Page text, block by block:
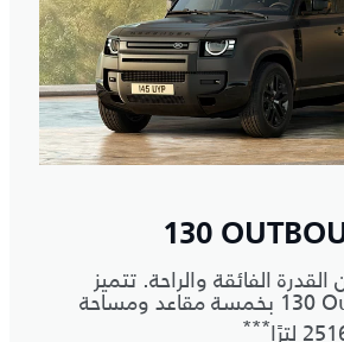
الفائقة والراحة. تتميز
ديفيندر ‎130 Outbound بخمسة مقاعد ومساحة
***